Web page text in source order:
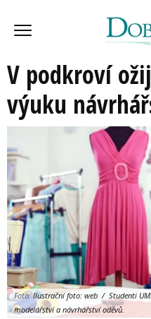
V podkroví
výuku
Foto:Ilustrační foto: web / Studenti
modelářství a návrhářství oděvů.